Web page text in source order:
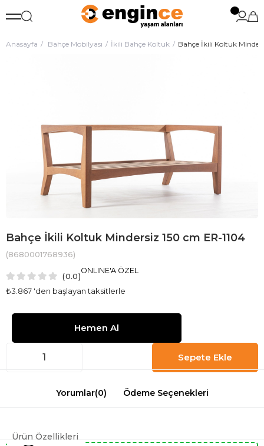
Anasayfa Bahçe Mobilyası İkili Bahçe Koltuk Bahçe İkili Koltuk
Bahçe İkili Koltuk Mindersiz 150 cm ER-1104
(8680001768936)
0.0
₺3.867 'den başlayan taksitlerle
ONLINE'A ÖZEL
Yorumlar(0) Ödeme Seçenekleri
Ürün Özellikleri